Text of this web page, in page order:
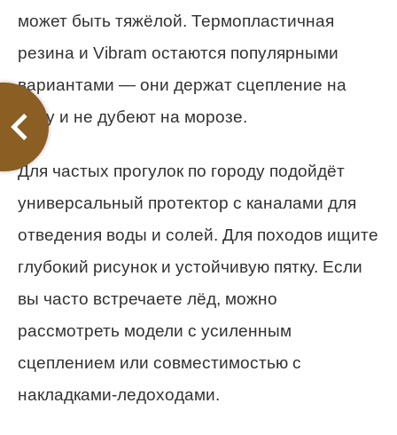
может быть тяжёлой. Термопластичная
резина и Vibram остаются популярными
вариантами — они держат сцепление на
льду и не дубеют на морозе.
Для частых прогулок по городу подойдёт
универсальный протектор с каналами для
отведения воды и солей. Для походов ищите
глубокий рисунок и устойчивую пятку. Если
вы часто встречаете лёд, можно
рассмотреть модели с усиленным
сцеплением или совместимостью с
накладками-ледоходами.